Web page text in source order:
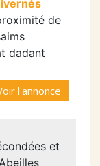
de
dadant
l'annonce
et